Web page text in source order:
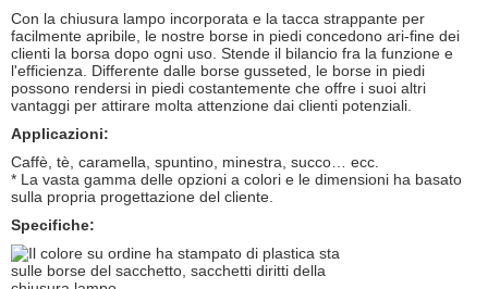
Con la chiusura lampo incorporata e la tacca strappante per
facilmente apribile, le nostre borse in piedi concedono ari-fine dei
clienti la borsa dopo ogni uso. Stende il bilancio fra la funzione e
l'efficienza. Differente dalle borse gusseted, le borse in piedi
possono rendersi in piedi costantemente che offre i suoi altri
vantaggi per attirare molta attenzione dai clienti potenziali.
Applicazioni:
Caffè, tè, caramella, spuntino, minestra, succo… ecc.
* La vasta gamma delle opzioni a colori e le dimensioni ha basato
sulla propria progettazione del cliente.
Specifiche: